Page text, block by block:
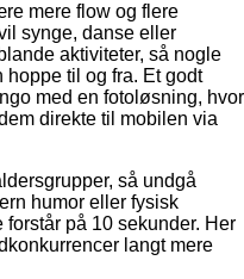
mere flow og flere
synge, danse eller
aktiviteter, så nogle
hoppe til og fra. Et godt
med en fotoløsning, hvor
direkte til mobilen via
så undgå
humor eller fysisk
på 10 sekunder. Her
langt mere